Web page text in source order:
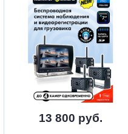
13 800 руб.